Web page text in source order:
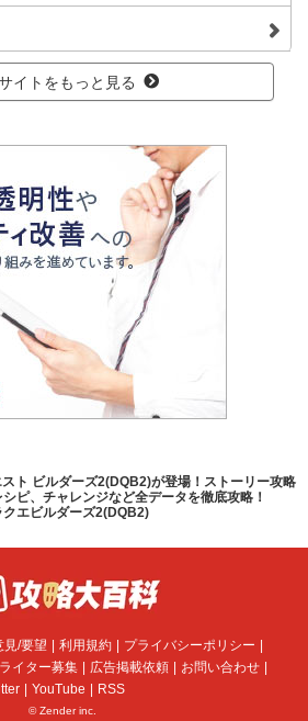
イトをもっと見る
ト ビルダーズ2(DQB2)が登場！ストーリー攻略
ピ、チャレンジなど全データを徹底攻略！
クエビルダーズ2(DQB2)
見/要望 利用規約
プライバシーポリシー
ライター募集 広告掲載依頼
お問い合わせ
YouTube RSS
© Zender inc.